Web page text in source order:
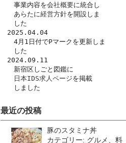
事業内容を会社概要に統合し
あらたに経営方針を開設しま
した
2025.04.04
4月1日付でPマークを更新しま
した
2024.09.11
新宿区しごと図鑑に
日本IDS求人ページを掲載
しました
最近の投稿
豚のスタミナ丼
カテゴリー: グルメ、料